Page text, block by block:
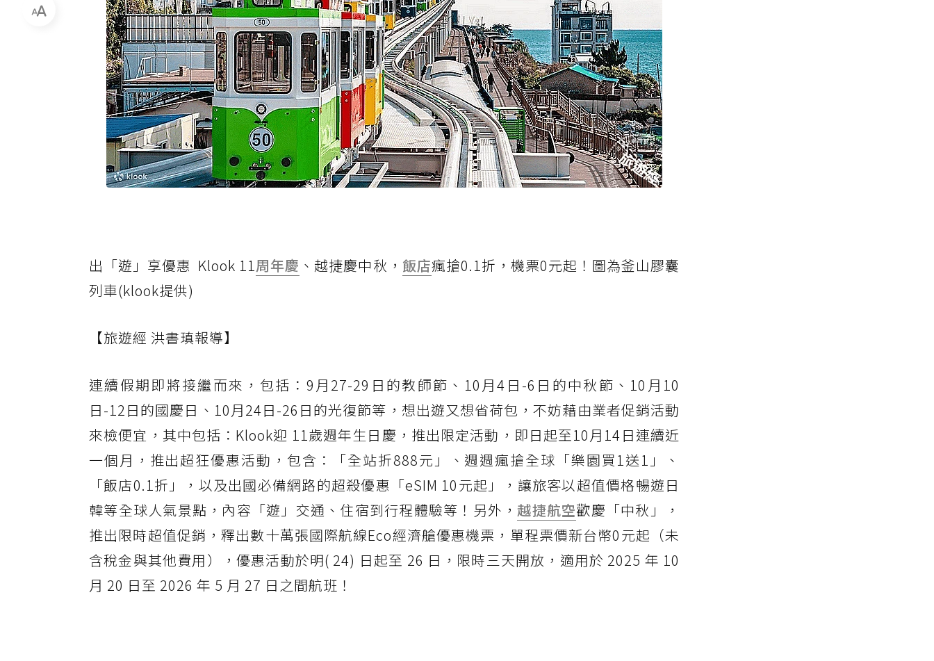
出「遊」享優惠 Klook 11周年慶 、越捷慶中秋， 飯店瘋搶0.1折，機票0元起！圖為釜山膠囊
列車(klook提供)
【旅遊經 洪書瑱報導】
連續假期即將接繼而來，包括：9月27-29日的教師節、10月4日-6日的中秋節、10月10
日-12日的國慶日、10月24日-26日的光復節等，想出遊又想省荷包，不妨藉由業者促銷活動
來檢便宜，其中包括：Klook迎 11歲週年生日慶，推出限定活動，即日起至10月14日連續近
一個月，推出超狂優惠活動，包含：「全站折888元」、週週瘋搶全球「樂園買1送1」、
「飯店0.1折」，以及出國必備網路的超殺優惠「eSIM 10元起」，讓旅客以超值價格暢遊日
韓等全球人氣景點，內容「遊」交通、住宿到行程體驗等！另外，越捷航空歡慶「中秋」，
推出限時超值促銷，釋出數十萬張國際航線Eco經濟艙優惠機票，單程票價新台幣0元起（未
含稅金與其他費用），優惠活動於明( 24) 日起至 26 日，限時三天開放，適用於 2025 年 10
月 20 日至 2026 年 5 月 27 日之間航班！